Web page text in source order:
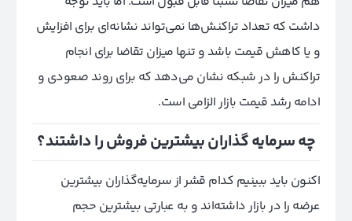
داشت که تعداد تراکنش‌ها نمی‌تواند نشانه‌ای برای افزایش
و یا کاهش قیمت باشد و تنها میزان تقاضا برای انجام
تراکنش را در شبکه نشان می‌دهد که برای روند صعودی و
ادامه رشد قیمت بازار الزامی است.
چه سرمایه گذاران بیشترین فروش را داشتند؟
اکنون باید ببینیم کدام قشر از سرمایه‌گذاران بیشترین
عرضه را در بازار داشته‌اند و به عبارتی بیشترین حجم